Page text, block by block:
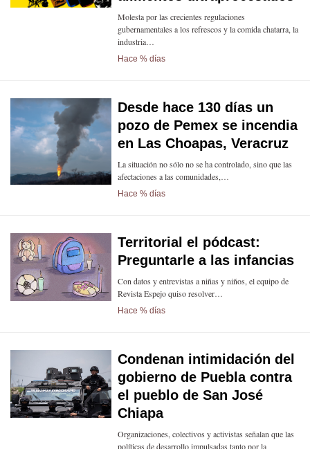
Molesta por las crecientes regulaciones
gubernamentales a los refrescos y la comida chatarra, la
industria…
Hace % días
Desde hace 130 días un
pozo de Pemex se incendia
en Las Choapas, Veracruz
La situación no sólo no se ha controlado, sino que las
afectaciones a las comunidades,…
Hace % días
Territorial el pódcast:
Preguntarle a las infancias
Con datos y entrevistas a niñas y niños, el equipo de
Revista Espejo quiso resolver…
Hace % días
Condenan intimidación del
gobierno de Puebla contra
el pueblo de San José
Chiapa
Organizaciones, colectivos y activistas señalan que las
políticas de desarrollo impulsadas tanto por la